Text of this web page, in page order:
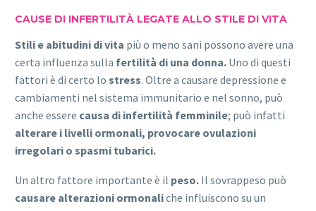
CAUSE DI INFERTILITÀ LEGATE ALLO STILE DI VITA
Stili e abitudini di vita più o meno sani possono avere una
certa influenza sulla fertilità di una donna. Uno di questi
fattori è di certo lo stress. Oltre a causare depressione e
cambiamenti nel sistema immunitario e nel sonno, può
anche essere causa di infertilità femminile; può infatti
alterare i livelli ormonali, provocare ovulazioni
irregolari o spasmi tubarici.
Un altro fattore importante è il peso. Il sovrappeso può
causare alterazioni ormonaliche influiscono su un